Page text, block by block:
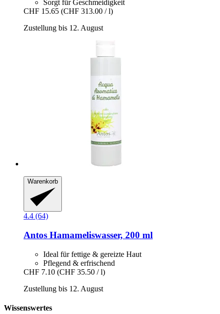
Sorgt für Geschmeidigkeit
CHF 15.65 (CHF 313.00 / l)
Zustellung bis 12. August
Warenkorb
4.4 (64)
Antos Hamameliswasser, 200 ml
Ideal für fettige & gereizte Haut
Pflegend & erfrischend
CHF 7.10 (CHF 35.50 / l)
Zustellung bis 12. August
Wissenswertes